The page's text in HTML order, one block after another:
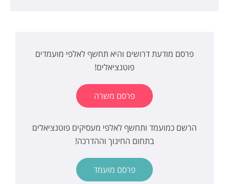
פרסם מודעת דרושים והיא תחשף לאלפי מועמדים
פוטנציאלים!
פרסם משרה
הרשם כמועמד ותחשף לאלפי מעסיקים פוטנציאלים
בתחום החינוך וההדרכה!
פרסם מועמד